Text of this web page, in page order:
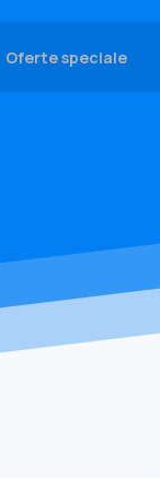
Oferte speciale